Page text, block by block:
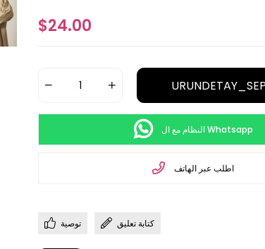
$24.00
النظام مع ال Whatsapp
اطلب عبر الهاتف
توصية كتابة تعليق